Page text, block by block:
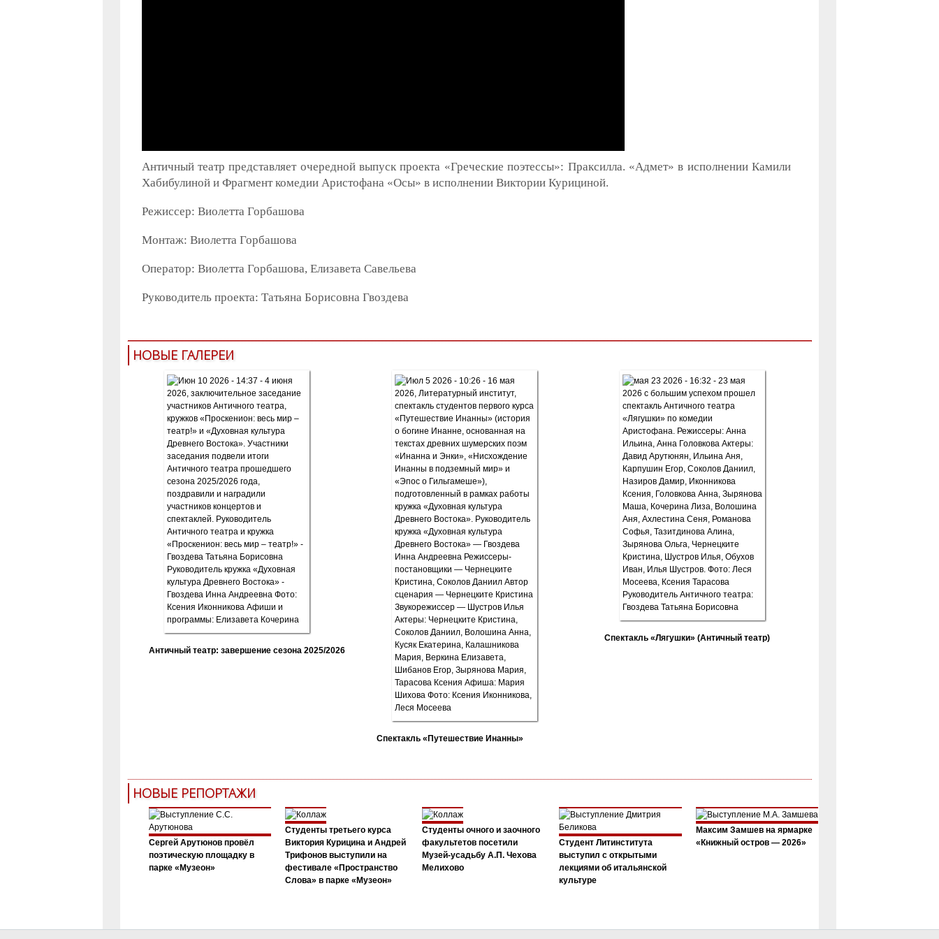
Античный театр представляет очередной выпуск проекта «Греческие поэтессы»: Праксилла. «Адмет» в исполнении Камили
Хабибулиной и Фрагмент комедии Аристофана «Осы» в исполнении Виктории Курициной.
Режиссер: Виолетта Горбашова
Монтаж: Виолетта Горбашова
Оператор: Виолетта Горбашова, Елизавета Савельева
Руководитель проекта: Татьяна Борисовна Гвоздева
НОВЫЕ ГАЛЕРЕИ
Античный театр: завершение сезона 2025/2026
Спектакль «Путешествие Инанны»
Спектакль «Лягушки» (Античный театр)
НОВЫЕ РЕПОРТАЖИ
Сергей Арутюнов провёл
поэтическую площадку в
парке «Музеон»
Студенты третьего курса
Виктория Курицина и Андрей
Трифонов выступили на
фестивале «Пространство
Слова» в парке «Музеон»
Студенты очного и заочного
факультетов посетили
Музей-усадьбу А.П. Чехова
Мелихово
Студент Литинститута
выступил с открытыми
лекциями об итальянской
культуре
Максим Замшев на ярмарке
«Книжный остров — 2026»